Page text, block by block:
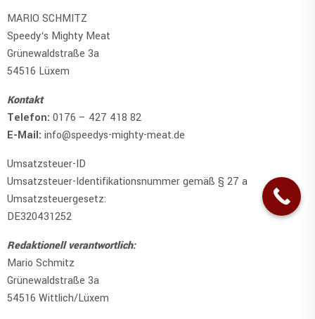
MARIO SCHMITZ
Speedy‘s Mighty Meat
Grünewaldstraße 3a
54516 Lüxem
Kontakt
Telefon: 0176 – 427 418 82
E-Mail: info@speedys-mighty-meat.de
Umsatzsteuer-ID
Umsatzsteuer-Identifikationsnummer gemäß § 27 a
Umsatzsteuergesetz:
DE320431252
Redaktionell verantwortlich:
Mario Schmitz
Grünewaldstraße 3a
54516 Wittlich/Lüxem